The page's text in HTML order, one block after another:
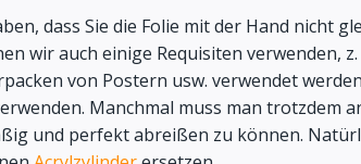
dass Sie die Folie mit der Hand nicht
wir auch einige Requisiten verwenden,
von Postern usw. verwendet
Manchmal muss man trotzdem
und perfekt abreißen zu können.